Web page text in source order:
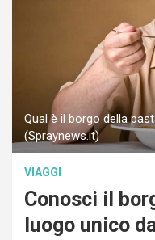
Qual è il borgo della
(Spraynews.it)
VIAGGI
Conosci il
luogo unico